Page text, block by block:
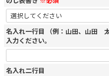
名入れ一行目 （例：山田、山田
入力ください。
名入れ二行目